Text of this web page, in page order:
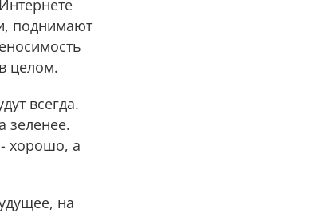
поднимают
целом.
всегда.
зеленее.
- хорошо, а
на